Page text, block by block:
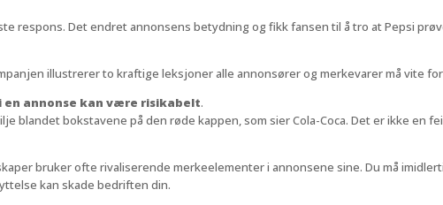
respons. Det endret annonsens betydning og fikk fansen til å tro at Pepsi
illustrerer to kraftige leksjoner alle annonsører og merkevarer må vite
annonse kan være risikabelt.
blandet bokstavene på den røde kappen, som sier Cola-Coca. Det er ikke en
bruker ofte rivaliserende merkeelementer i annonsene sine. Du må
kan skade bedriften din.